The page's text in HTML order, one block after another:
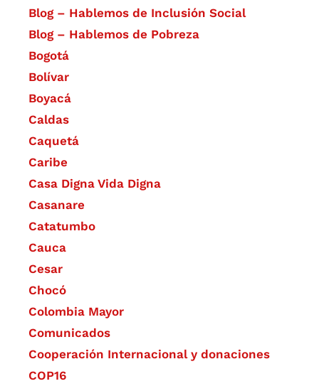
Blog – Hablemos de Inclusión Social
Blog – Hablemos de Pobreza
Bogotá
Bolívar
Boyacá
Caldas
Caquetá
Caribe
Casa Digna Vida Digna
Casanare
Catatumbo
Cauca
Cesar
Chocó
Colombia Mayor
Comunicados
Cooperación Internacional y donaciones
COP16